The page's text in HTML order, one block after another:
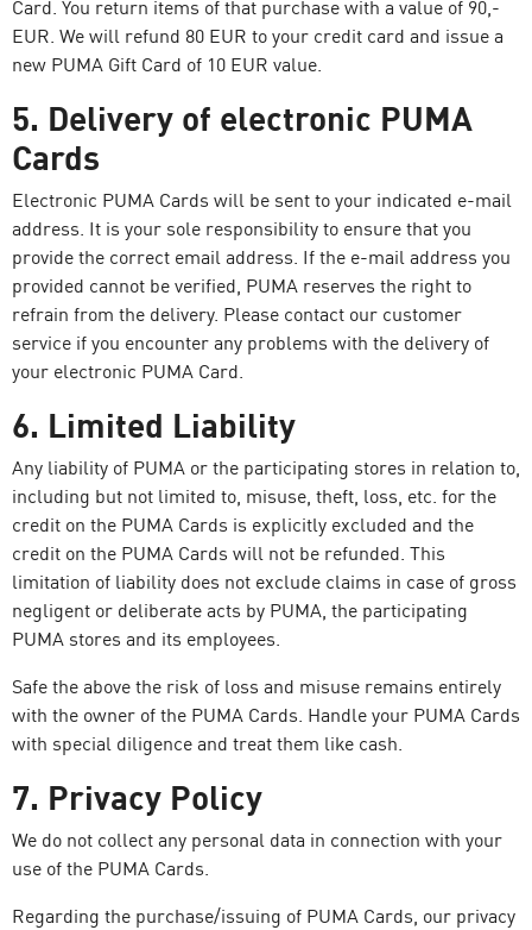
Card. You return items of that purchase with a value of 90,-
EUR. We will refund 80 EUR to your credit card and issue a
new PUMA Gift Card of 10 EUR value.
5. Delivery of electronic PUMA
Cards
Electronic PUMA Cards will be sent to your indicated e-mail
address. It is your sole responsibility to ensure that you
provide the correct email address. If the e-mail address you
provided cannot be verified, PUMA reserves the right to
refrain from the delivery. Please contact our customer
service if you encounter any problems with the delivery of
your electronic PUMA Card.
6. Limited Liability
Any liability of PUMA or the participating stores in relation to,
including but not limited to, misuse, theft, loss, etc. for the
credit on the PUMA Cards is explicitly excluded and the
credit on the PUMA Cards will not be refunded. This
limitation of liability does not exclude claims in case of gross
negligent or deliberate acts by PUMA, the participating
PUMA stores and its employees.
Safe the above the risk of loss and misuse remains entirely
with the owner of the PUMA Cards. Handle your PUMA Cards
with special diligence and treat them like cash.
7. Privacy Policy
We do not collect any personal data in connection with your
use of the PUMA Cards.
Regarding the purchase/issuing of PUMA Cards, our privacy